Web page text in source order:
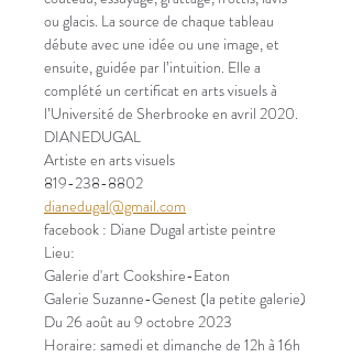
ou glacis. La source de chaque tableau
débute avec une idée ou une image, et
ensuite, guidée par l’intuition. Elle a
complété un certificat en arts visuels à
l’Université de Sherbrooke en avril 2020.
DIANEDUGAL
Artiste en arts visuels
819-238-8802
dianedugal@gmail.com
facebook : Diane Dugal artiste peintre
Lieu:
Galerie d'art Cookshire-Eaton
Galerie Suzanne-Genest (la petite galerie)
Du 26 août au 9 octobre 2023
Horaire: samedi et dimanche de 12h à 16h